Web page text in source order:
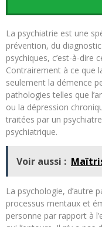
La psychiatrie est une
prévention, du
psychiques, c’est-à-dire
Contrairement à ce que
seulement la démence
pathologies telles que
ou la dépression
traitées par un
psychiatrique.
Voir aussi :
La psychologie, d’autre
processus mentaux et
personne par rapport à